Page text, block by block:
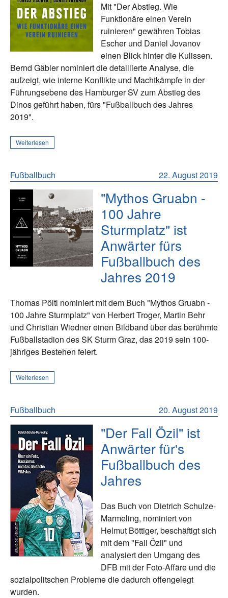
Mit "Der Abstieg. Wie
Funktionäre einen Verein
ruinieren" gewähren Tobias
Escher und Daniel Jovanov
einen Blick hinter die Kulissen.
Bernd Gäbler nominiert die detaillierte Analyse, die
aufzeigt, wie interne Konflikte und Machtkämpfe in der
Führungsebene des Hamburger SV zum Abstieg des
Dinos geführt haben, fürs "Fußballbuch des Jahres
2019".
Weiterlesen
22. August 2019
Fußballbuch
"Mythos Gruabn -
100 Jahre
Sturmplatz" ist
Anwärter fürs
Fußballbuch des
Jahres 2019
Thomas Pöltl nominiert mit dem Buch "Mythos Gruabn -
100 Jahre Sturmplatz" von Herbert Troger, Martin Behr
und Christian Wiedner einen Bildband über das berühmte
Fußballstadion des SK Sturm Graz, das 2019 sein 100-
jähriges Bestehen feiert.
Weiterlesen
20. August 2019
Fußballbuch
"Der Fall Özil" ist
Anwärter für's
Fußballbuch des
Jahres
Das Buch von Dietrich Schulze-
Marmeling, nominiert von
Helmut Böttiger, beschäftigt sich
mit dem "Fall Özil" und
analysiert den Umgang des
DFB mit der Foto-Affäre und die
sozialpolitschen Probleme die dadurch offengelegt
wurden.